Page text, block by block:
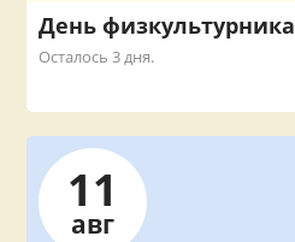
День физкультурника
Осталось 3 дня.
11
авг